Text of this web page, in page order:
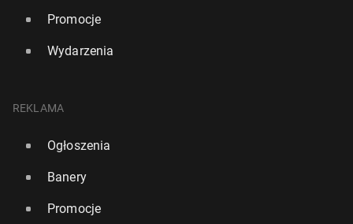
Promocje
Wydarzenia
REKLAMA
Ogłoszenia
Banery
Promocje